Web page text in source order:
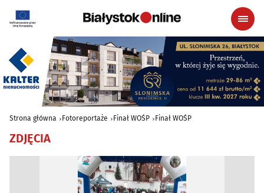
Strona główna Fotoreportaże Finał WOŚP Finał WOŚP
ZDJĘCIA